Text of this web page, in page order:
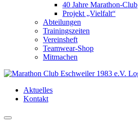
40 Jahre Marathon-Club
Projekt „Vielfalt“
Abteilungen
Trainingszeiten
Vereinsheft
Teamwear-Shop
Mitmachen
Aktuelles
Kontakt
Menü